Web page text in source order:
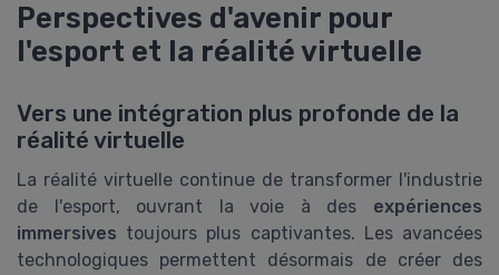
Perspectives d'avenir pour
l'esport et la réalité virtuelle
Vers une intégration plus profonde de la
réalité virtuelle
La réalité virtuelle continue de transformer l'industrie
de l'esport, ouvrant la voie à des expériences
immersives toujours plus captivantes. Les avancées
technologiques permettent désormais de créer des